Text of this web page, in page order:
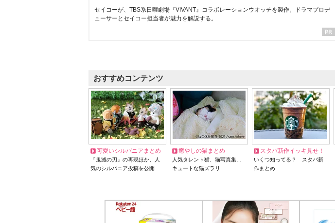
セイコーが、TBS系日曜劇場『VIVANT』コラボレーションウオッチを製作。ドラマプロデ
ューサーとセイコー担当者が魅力を解説する。
おすすめコンテンツ
可愛いシルバニアまとめ
『鬼滅の刃』の再現ほか、人
気のシルバニア投稿を公開
癒やしの猫まとめ
人気タレント猫、猫写真集…
キュートな猫ズラリ
スタバ新作イッキ見せ！
いくつ知ってる？ スタバ新
作まとめ